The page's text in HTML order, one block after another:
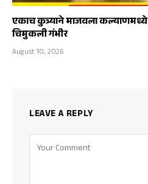
एकाच कुत्र्याने माजवला
चिमुकली गंभीर
August 10, 2026
LEAVE A REPLY